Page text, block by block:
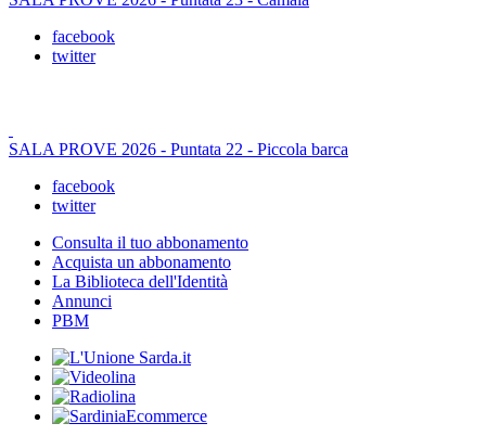
facebook
twitter
SALA PROVE 2026 - Puntata 22 - Piccola barca
facebook
twitter
Consulta il tuo abbonamento
Acquista un abbonamento
La Biblioteca dell'Identità
Annunci
PBM